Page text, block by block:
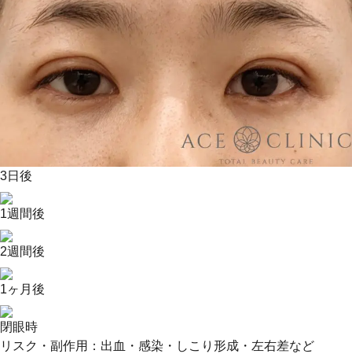
3日後
1週間後
2週間後
1ヶ月後
閉眼時
リスク・副作用：出血・感染・しこり形成・左右差など